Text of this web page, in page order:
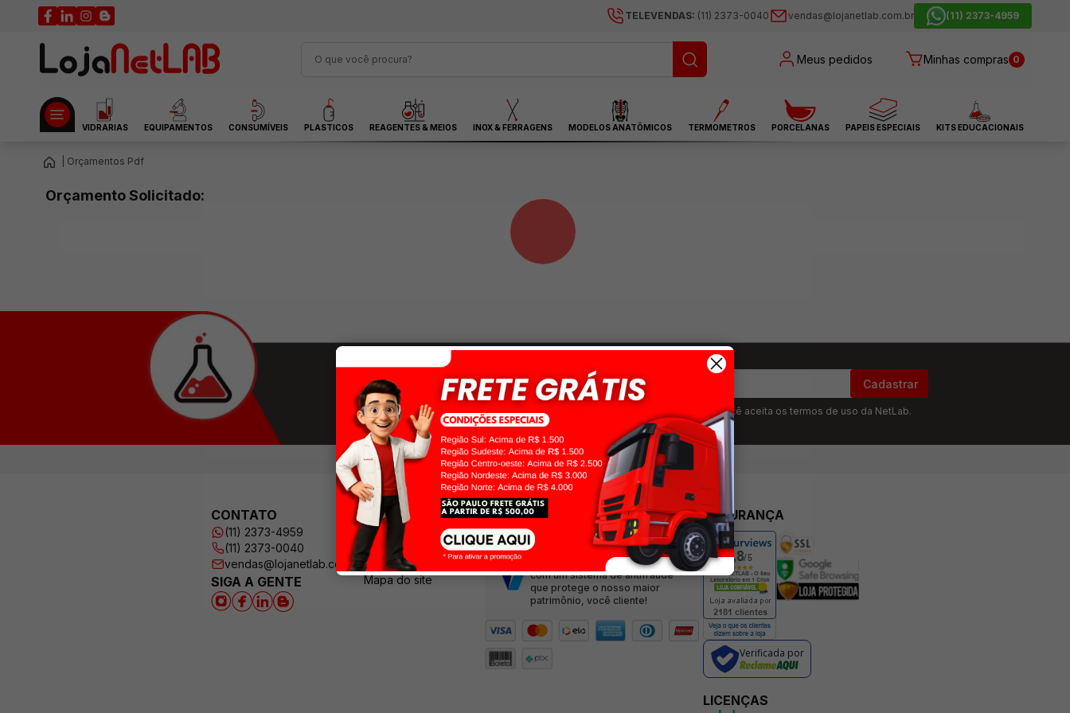
TELEVENDAS: (11) 2373-0040 vendas@lojanetlab.com.br (11) 2373-4959
Meus pedidos Minhas compras 0
VIDRARIAS EQUIPAMENTOS CONSUMÍVEIS PLASTICOS REAGENTES & MEIOS INOX & FERRAGENS MODELOS ANATÔMICOS TERMOMETROS PORCELANAS PAPEIS ESPECIAIS KITS EDUCACIONAIS
| Orçamentos Pdf
Orçamento Solicitado:
Gerar novo Orçamento
Cadastre-se
E receba ofertas semanais exclusivas
Cadastrar
Ao clicar em ”Cadastrar” você aceita os termos de uso da NetLab.
CONTATO
(11) 2373-4959
(11) 2373-0040
vendas@lojanetlab.com.br
SIGA A GENTE
INSTITUCIONAL
Quem somos
Compra Segura
Política de Privacidade
Mapa do site
FORMAS DE PAGAMENTO
Os pagamentos são gerenciados
pela empresa VINDI que conta
com um sistema de antifraude
que protege o nosso maior
patrimônio, você cliente!
SEGURANÇA
Verificada por
LICENÇAS